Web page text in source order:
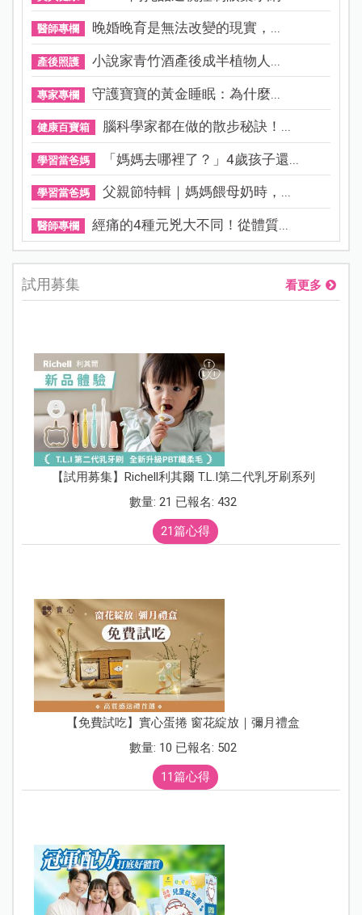
醫師專欄 晚婚晚育是無法改變的現實，...
產後照護 小說家青竹酒產後成半植物人...
專家專欄 守護寶寶的黃金睡眠：為什麼...
健康百寶箱 腦科學家都在做的散步秘訣！...
學習當爸媽 「媽媽去哪裡了？」4歲孩子還...
學習當爸媽 父親節特輯｜媽媽餵母奶時，...
醫師專欄 經痛的4種元兇大不同！從體質...
試用募集 看更多
【試用募集】Richell利其爾 T.L.I第二代乳牙刷系列
數量: 21 已報名: 432
21篇心得
【免費試吃】實心蛋捲 窗花綻放｜彌月禮盒
數量: 10 已報名: 502
11篇心得